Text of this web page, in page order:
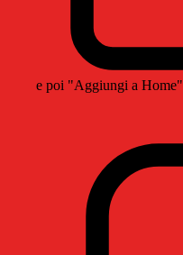
e poi "Aggiungi a Home"